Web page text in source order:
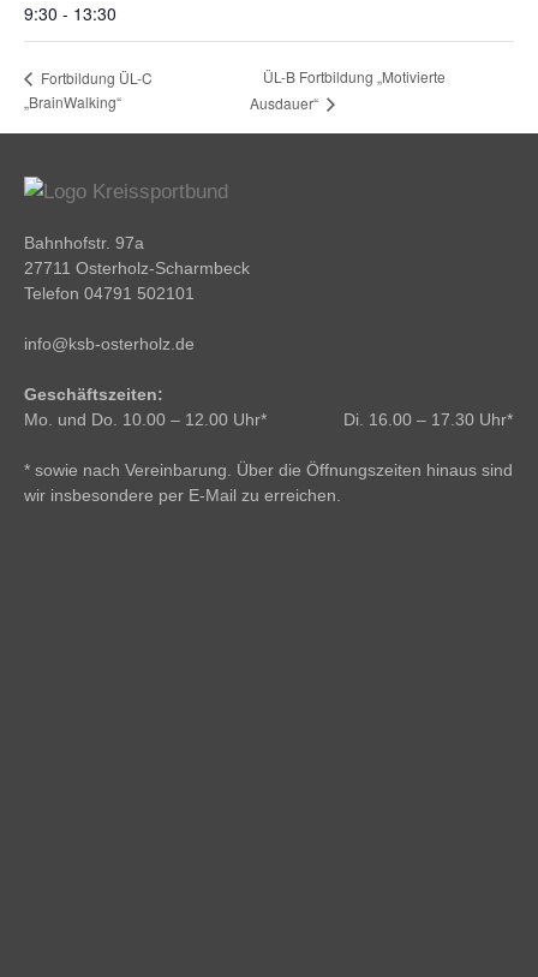
9:30 - 13:30
Fortbildung ÜL-C
„BrainWalking“
ÜL-B Fortbildung „Motivierte
Ausdauer“
Bahnhofstr. 97a
27711 Osterholz-Scharmbeck
Telefon 04791 502101
info@ksb-osterholz.de
Geschäftszeiten:
Mo. und Do. 10.00 – 12.00 Uhr* Di. 16.00 – 17.30 Uhr*
* sowie nach Vereinbarung. Über die Öffnungszeiten hinaus sind
wir insbesondere per E-Mail zu erreichen.